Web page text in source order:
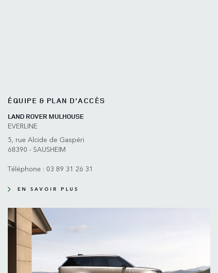
ÉQUIPE & PLAN D’ACCÈS
LAND ROVER MULHOUSE
EVERLINE
5, rue Alcide de Gaspéri
68390 - SAUSHEIM
Téléphone : 03 89 31 26 31
EN SAVOIR PLUS